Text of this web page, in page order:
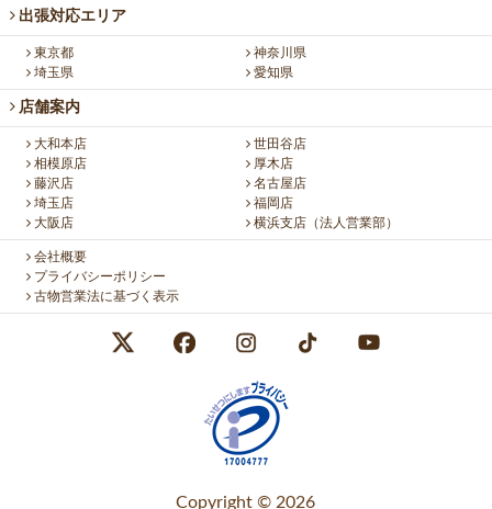
出張対応エリア
東京都
神奈川県
埼玉県
愛知県
店舗案内
大和本店
世田谷店
相模原店
厚木店
藤沢店
名古屋店
埼玉店
福岡店
大阪店
横浜支店（法人営業部）
会社概要
プライバシーポリシー
古物営業法に基づく表示
Copyright © 2026